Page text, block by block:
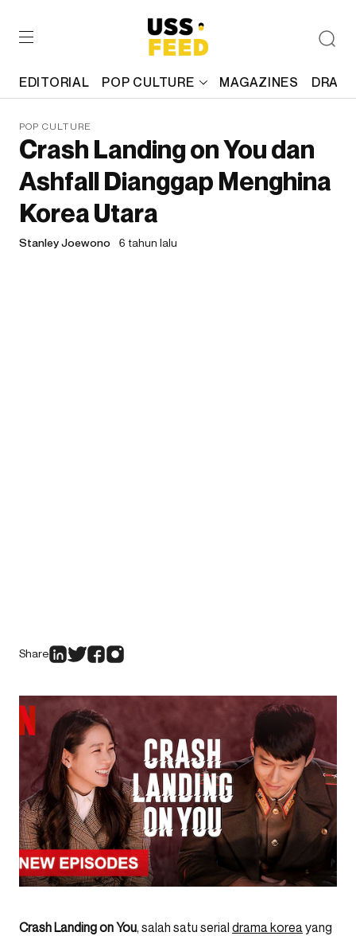
EDITORIAL POP CULTURE MAGAZINES
POP CULTURE
Crash Landing on You dan
Ashfall Dianggap Menghina
Korea Utara
Stanley Joewono 6 tahun lalu
Share
Crash Landing on You, salah satu serial drama koreayang